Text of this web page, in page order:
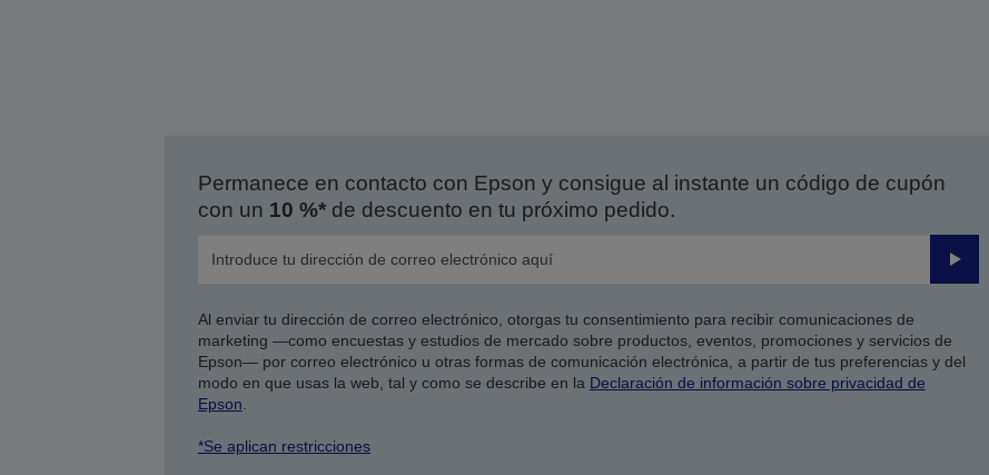
Permanece en contacto con Epson y consigue al instante un código de cupón
con un 10 %*de descuento en tu próximo pedido.
Enviar
Al enviar tu dirección de correo electrónico, otorgas tu consentimiento para recibir comunicaciones de
marketing —como encuestas y estudios de mercado sobre productos, eventos, promociones y servicios de
Epson— por correo electrónico u otras formas de comunicación electrónica, a partir de tus preferencias y del
modo en que usas la web, tal y como se describe en la Declaración de información sobre privacidad de
Epson
*Se aplican restricciones